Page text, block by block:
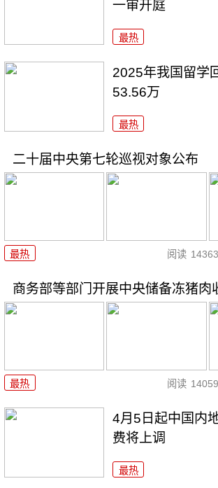
一审开庭
最热
2025年我国留学
53.56万
最热
二十届中央第七轮巡视对象公布
最热 阅读 14363
商务部等部门开展中央储备冻猪肉
最热 阅读 14059
4月5日起中国内
费将上调
最热